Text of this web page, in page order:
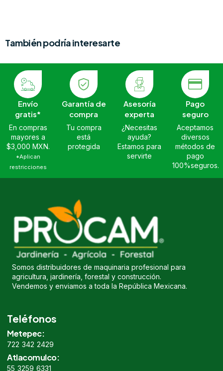
También podría interesarte
Envío
gratis*
En compras
mayores a
$3,000 MXN.
*Aplican
restricciones
Garantía de
compra
Tu compra
está
protegida
Asesoría
experta
¿Necesitas
ayuda?
Estamos para
servirte
Pago
seguro
Aceptamos
diversos
métodos de
pago
100%seguros.
Somos distribuidores de maquinaria profesional para
agricultura, jardinería, forestal y construcción.
Vendemos y enviamos a toda la República Mexicana.
Teléfonos
Metepec:
722 342 2429
Atlacomulco:
55 3259 6331